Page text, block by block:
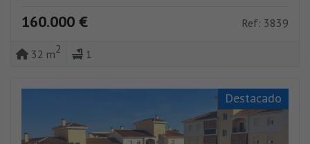
160.000 € Ref: 3839
32 m2 1
Destacado